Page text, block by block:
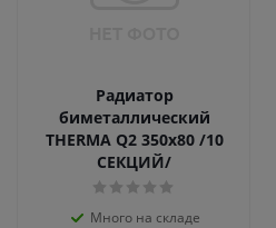
Радиатор
биметаллический
THERMA Q2 350х80 /10
СЕКЦИЙ/
Много на складе